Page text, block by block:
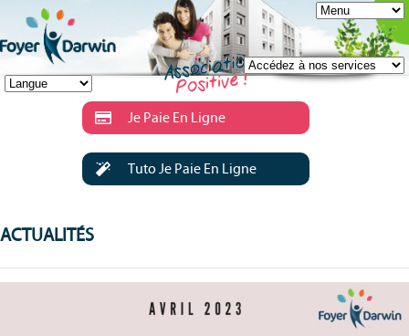
Je Paie En Ligne
Tuto Je Paie En Ligne
ACTUALITÉS